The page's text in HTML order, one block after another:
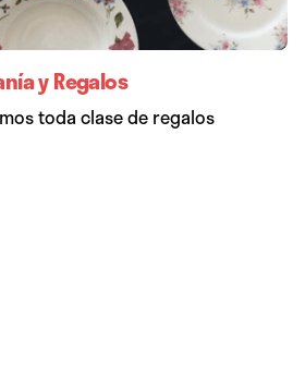
y Regalos
toda clase de regalos